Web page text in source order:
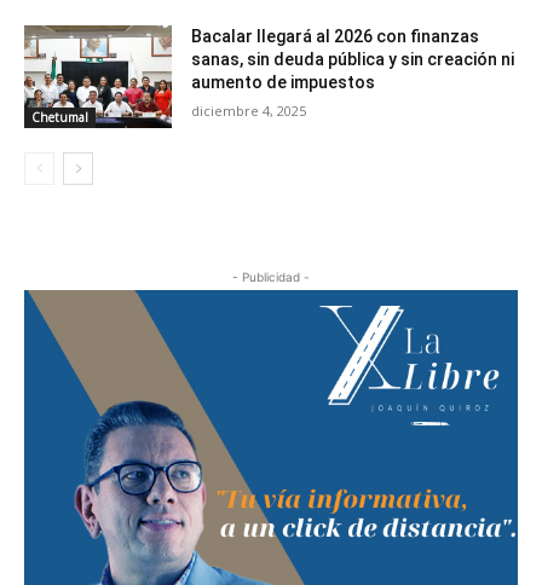
Chetumal
Bacalar llegará al 2026 con finanzas
sanas, sin deuda pública y sin creación ni
aumento de impuestos
diciembre 4, 2025
- Publicidad -